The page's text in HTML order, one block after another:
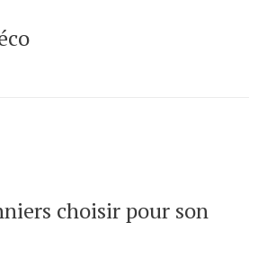
choisir pour son